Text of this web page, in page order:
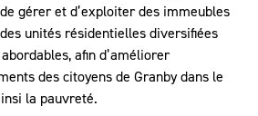
gérer et d’exploiter des immeubles
unités résidentielles diversifiées
afin d’améliorer
des citoyens de Granby dans le
la pauvreté.